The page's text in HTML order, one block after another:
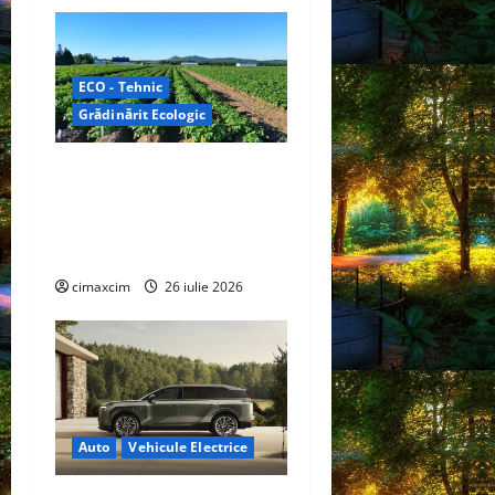
ECO - Tehnic
Grădinărit Ecologic
cimaxcim 26 iulie 2026
Auto Vehicule Electrice